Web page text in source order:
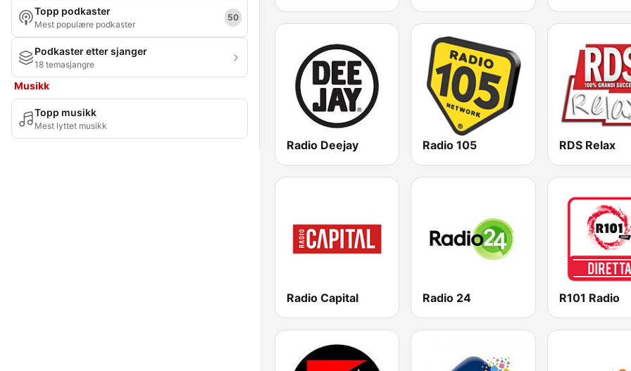
Topp podkaster
Mest populære podkaster
50
Podkaster etter sjanger
18 temasjangre
Musikk
Topp musikk
Mest lyttet musikk
Radio Deejay Radio 105 RDS Relax
Radio Capital Radio 24 R101 Radio